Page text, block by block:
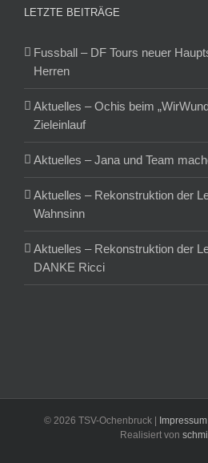
LETZTE BEITRÄGE
Fussball – DF Tours neuer
Herren
Aktuelles – Ochis beim
Zieleinlauf
Aktuelles – Jana und Team
Aktuelles – Rekonstruktion der
Wahnsinn
Aktuelles – Rekonstruktion der
DANKE Ricci
© 2026 TSV-Ochenbruck | Impressum|
Realisiert von